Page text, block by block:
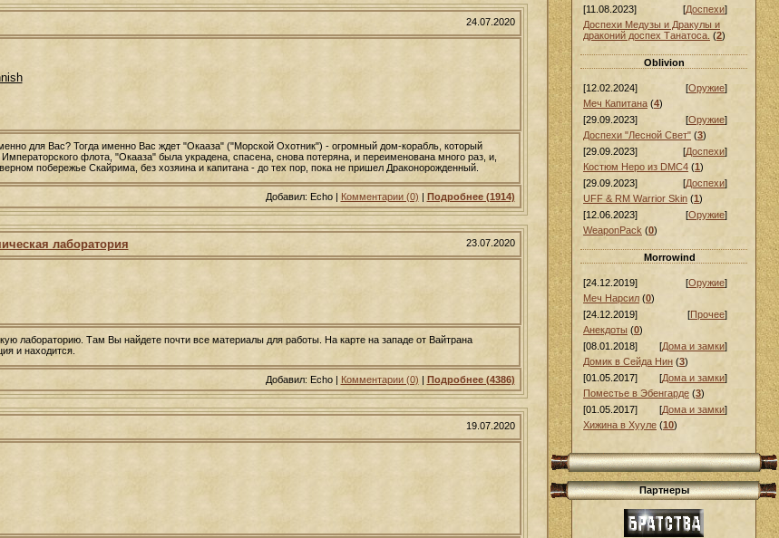
24.07.2020
для Вас? Тогда именно Вас ждет "Окааза" ("Морской Охотник") - огромный дом-корабль, который
флота, "Окааза" была украдена, спасена, снова потеряна, и переименована много раз, и,
побережье Скайрима, без хозяина и капитана - до тех пор, пока не пришел Драконорожденный.
Добавил: Echo | Комментарии (0) | Подробнее (1914)
лаборатория 23.07.2020
лабораторию. Там Вы найдете почти все материалы для работы. На карте на западе от Вайтрана
и находится.
Добавил: Echo | Комментарии (0) | Подробнее (4386)
19.07.2020
[11.08.2023]
[Доспехи]
Доспехи Медузы и Дракулы и
драконий доспех Танатоса. (2)
Oblivion
[12.02.2024] [Оружие]
Меч Капитана (4)
[29.09.2023]
[Оружие]
Доспехи "Лесной Свет" (3)
[29.09.2023]
[Доспехи]
Костюм Неро из DMC4 (1)
[29.09.2023]
[Доспехи]
UFF & RM Warrior Skin (1)
[12.06.2023]
[Оружие]
WeaponPack (0)
Morrowind
[24.12.2019] [Оружие]
Меч Нарсил (0)
[24.12.2019]
[Прочее]
Анекдоты (0)
[08.01.2018]
[Дома и замки]
Домик в Сейда Нин (3)
[01.05.2017]
[Дома и замки]
Поместье в Эбенгарде (3)
[01.05.2017]
[Дома и замки]
Хижина в Хууле (10)
Партнеры